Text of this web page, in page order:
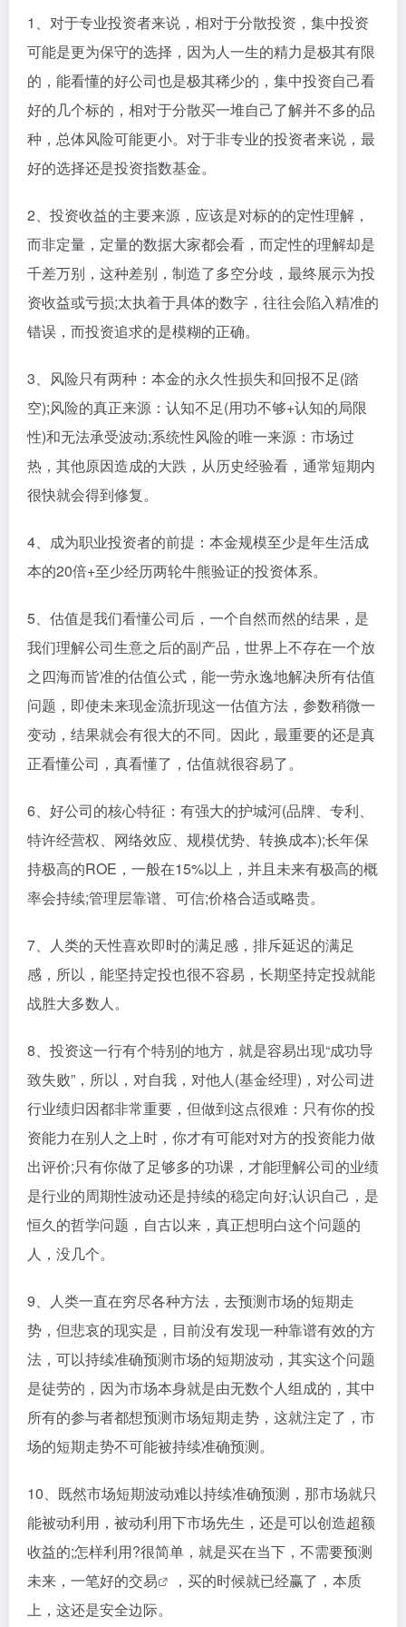
1、对于专业投资者来说，相对于分散投资，集中投资
可能是更为保守的选择，因为人一生的精力是极其有限
的，能看懂的好公司也是极其稀少的，集中投资自己看
好的几个标的，相对于分散买一堆自己了解并不多的品
种，总体风险可能更小。对于非专业的投资者来说，最
好的选择还是投资指数基金。
2、投资收益的主要来源，应该是对标的的定性理解，
而非定量，定量的数据大家都会看，而定性的理解却是
千差万别，这种差别，制造了多空分歧，最终展示为投
资收益或亏损;太执着于具体的数字，往往会陷入精准的
错误，而投资追求的是模糊的正确。
3、风险只有两种：本金的永久性损失和回报不足(踏
空);风险的真正来源：认知不足(用功不够+认知的局限
性)和无法承受波动;系统性风险的唯一来源：市场过
热，其他原因造成的大跌，从历史经验看，通常短期内
很快就会得到修复。
4、成为职业投资者的前提：本金规模至少是年生活成
本的20倍+至少经历两轮牛熊验证的投资体系。
5、估值是我们看懂公司后，一个自然而然的结果，是
我们理解公司生意之后的副产品，世界上不存在一个放
之四海而皆准的估值公式，能一劳永逸地解决所有估值
问题，即使未来现金流折现这一估值方法，参数稍微一
变动，结果就会有很大的不同。因此，最重要的还是真
正看懂公司，真看懂了，估值就很容易了。
6、好公司的核心特征：有强大的护城河(品牌、专利、
特许经营权、网络效应、规模优势、转换成本);长年保
持极高的ROE，一般在15%以上，并且未来有极高的概
率会持续;管理层靠谱、可信;价格合适或略贵。
7、人类的天性喜欢即时的满足感，排斥延迟的满足
感，所以，能坚持定投也很不容易，长期坚持定投就能
战胜大多数人。
8、投资这一行有个特别的地方，就是容易出现“成功导
致失败”，所以，对自我，对他人(基金经理)，对公司进
行业绩归因都非常重要，但做到这点很难：只有你的投
资能力在别人之上时，你才有可能对对方的投资能力做
出评价;只有你做了足够多的功课，才能理解公司的业绩
是行业的周期性波动还是持续的稳定向好;认识自己，是
恒久的哲学问题，自古以来，真正想明白这个问题的
人，没几个。
9、人类一直在穷尽各种方法，去预测市场的短期走
势，但悲哀的现实是，目前没有发现一种靠谱有效的方
法，可以持续准确预测市场的短期波动，其实这个问题
是徒劳的，因为市场本身就是由无数个人组成的，其中
所有的参与者都想预测市场短期走势，这就注定了，市
场的短期走势不可能被持续准确预测。
10、既然市场短期波动难以持续准确预测，那市场就只
能被动利用，被动利用下市场先生，还是可以创造超额
收益的;怎样利用?很简单，就是买在当下，不需要预测
未来，一笔好的交易
，买的时候就已经赢了，本质
上，这还是安全边际。